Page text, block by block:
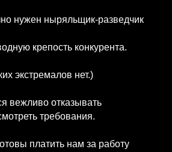
нужен ныряльщик-разведчик
крепость конкурента.
экстремалов нет.)
вежливо отказывать
требования.
платить нам за работу